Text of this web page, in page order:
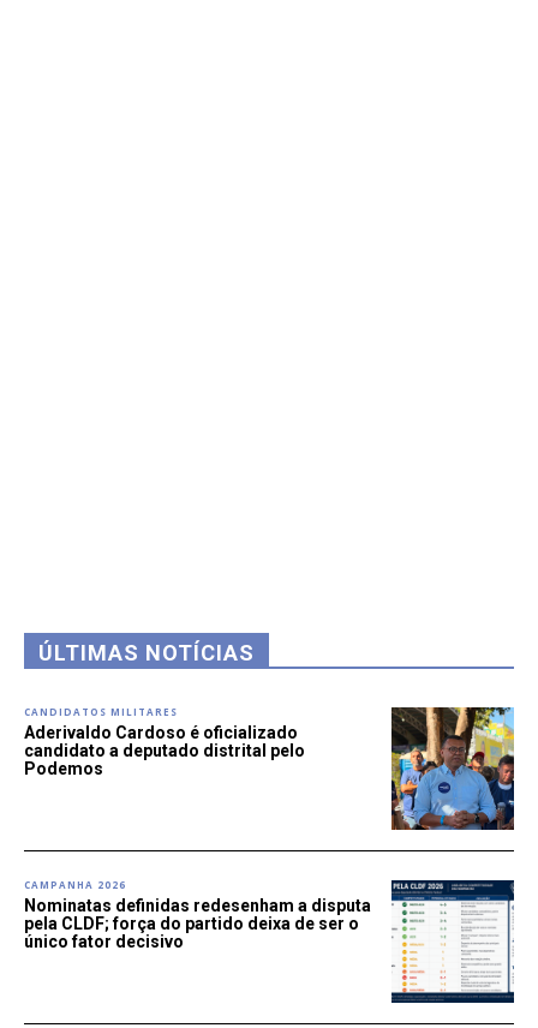
ÚLTIMAS NOTÍCIAS
CANDIDATOS MILITARES
Aderivaldo Cardoso é oficializado
candidato a deputado distrital pelo
Podemos
CAMPANHA 2026
Nominatas definidas redesenham a disputa
pela CLDF; força do partido deixa de ser o
único fator decisivo